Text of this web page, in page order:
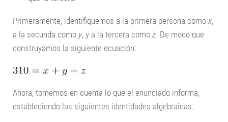
Primeramente, identifiquemos a la primera persona como x,
a la secunda como y, y a la tercera como z. De modo que
construyamos la siguiente ecuación:
Ahora, tomemos en cuenta lo que el enunciado informa,
estableciendo las siguientes identidades algebraicas: